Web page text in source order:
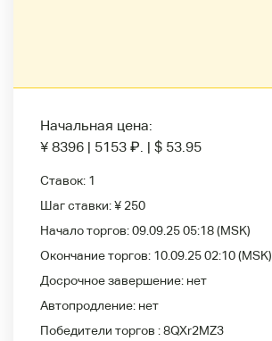
Начальная цена:
¥ 8396 | 5153 ₽ | $ 53.95
Ставок: 1
Шаг ставки:¥ 250
Начало торгов:09.09.25 05:18(MSK)
Окончание торгов: 10.09.25 02:10(MSK)
Досрочное завершение: нет
Автопродление: нет
Победители
торгов :8QXr2MZ3